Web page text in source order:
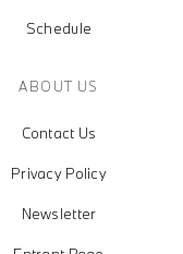
Schedule
ABOUT US
Contact Us
Privacy Policy
Newsletter